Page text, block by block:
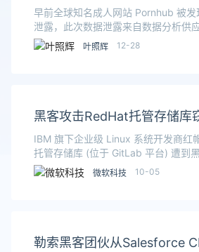
提醒用户谨防诈骗 黑客可能
户
早前全球知名成人网站 Pornhub 被
泄露，此次数据泄露来自数据分析供
过后者称该公司本身没有被攻击，黑
员工账号登录系统获取的数据
叶照辉 12-28
黑客攻击RedHat托管存储库
据进行勒索 结果红帽回复称
IBM 旗下企业级 Linux 系统开发商红
托管存储库 (位于 GitLab 平台) 遭到
已经成功窃取 28000 个内部存储库
微软科技 10-05
勒索黑客团伙从Salesforce